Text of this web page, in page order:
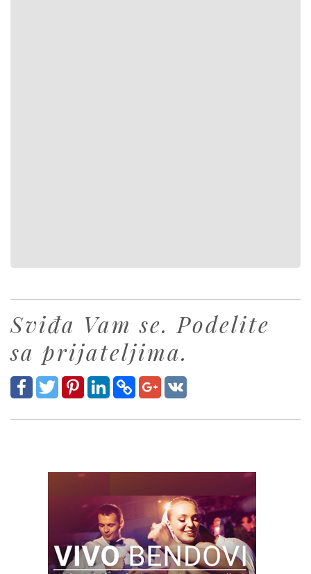
Sviđa Vam se. Podelite
sa prijateljima.